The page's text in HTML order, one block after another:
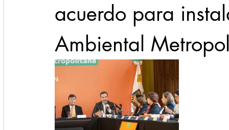
acuerdo para
Ambiental